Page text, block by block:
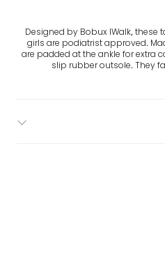
Designed by Bobux IWalk,
girls are podiatrist approved.
are padded at the ankle for extra
slip rubber outsole. They